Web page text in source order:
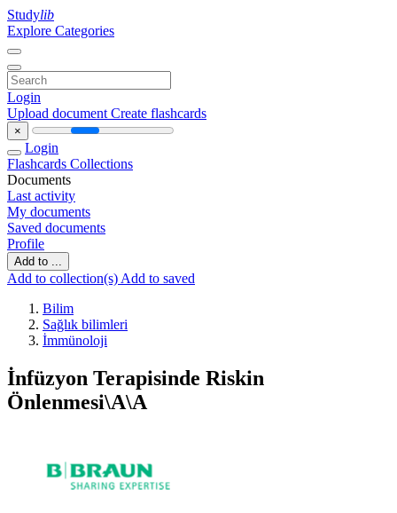
Studylib
Explore Categories
Login
Upload document Create flashcards
×
Login
Flashcards Collections
Documents
Last activity
My documents
Saved documents
Profile
Add to ...
Add to collection(s) Add to saved
Bilim
Sağlık bilimleri
İmmünoloji
İnfüzyon Terapisinde Riskin
Önlenmesi\A\A